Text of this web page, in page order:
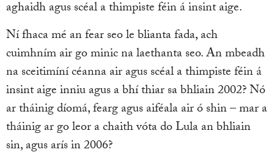
aghaidh agus scéal a thimpiste féin á insint aige.
Ní fhaca mé an fear seo le blianta fada, ach
cuimhním air go minic na laethanta seo. An mbeadh
na sceitimíní céanna air agus scéal a thimpiste féin á
insint aige inniu agus a bhí thiar sa bhliain 2002? Nó
ar tháinig díomá, fearg agus aiféala air ó shin – mar a
tháinig ar go leor a chaith vóta do Lula an bhliain
sin, agus arís in 2006?